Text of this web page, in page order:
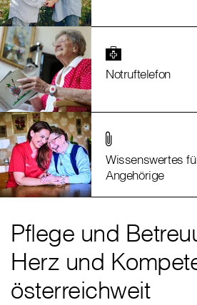
Notruftelefon
Wissenswertes
Angehörige
Pflege und
Herz und
österreichweit